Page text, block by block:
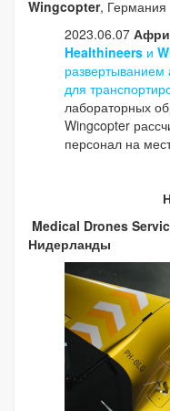
Wingcopter, Германия
2023.06.07
Healthineers и
для
лабораторных
Wingcopter
персонал на
Medical Drones
Нидерланды